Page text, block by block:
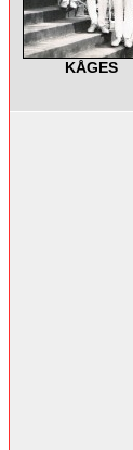
KÅGES